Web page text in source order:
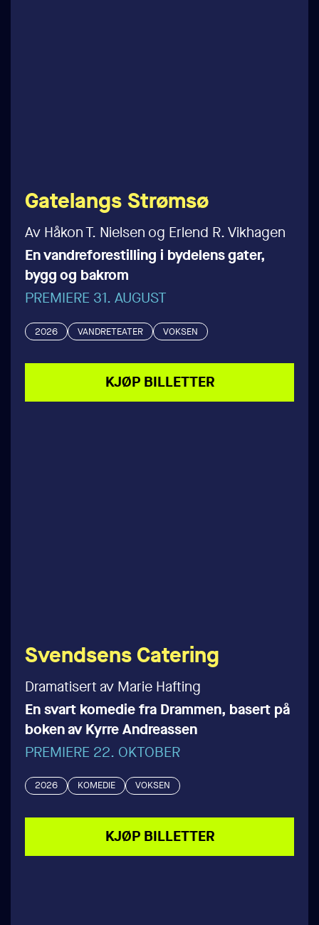
Gatelangs Strømsø
Av Håkon T. Nielsen og Erlend R. Vikhagen
En vandreforestilling i bydelens gater,
bygg og bakrom
PREMIERE 31. AUGUST
2026 VANDRETEATER VOKSEN
KJØP BILLETTER
Svendsens Catering
Dramatisert av Marie Hafting
En svart komedie fra Drammen, basert på
boken av Kyrre Andreassen
PREMIERE 22. OKTOBER
2026 KOMEDIE VOKSEN
KJØP BILLETTER